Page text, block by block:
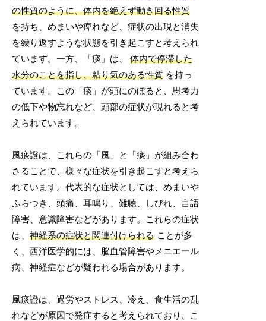
の性質のように、体内を絶えず動き回る性質
を持ち、めまいや痺れなど、症状の出現と消失
を繰り返すような状態を引き起こすと考えられ
ています。一方、「痰」は、体内で停滞した
水分のことを指し、粘り気のある性質 を持っ
ています。この「痰」が頭にのぼると、思考力
の低下や物忘れなど、頭部の症状が現れると考
えられています。
風痰證は、これらの「風」と「痰」が組み合わ
さることで、様々な症状を引き起こすと考えら
れています。代表的な症状としては、めまいや
ふらつき、頭痛、耳鳴り、難聴、しびれ、言語
障害、意識障害などがあります。これらの症状
は、神経系の症状と関連付けられる ことが多
く、西洋医学的には、脳血管障害やメニエール
病、神経症などが疑われる場合があります。
風痰證は、過労やストレス、冷え、食生活の乱
れなどが原因で発症すると考えられており、こ